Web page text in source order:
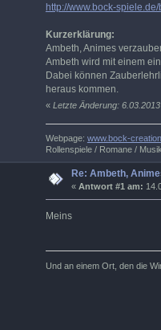
http://www.bock-
Kurzerklärung:
Ambeth, Animes
Ambeth wird mit einem
Dabei können
heraus kommen.
« Letzte Änderung:
Webpage: www.bock-
Rollenspiele / Romane /
Re: Ambeth,
«Antwort #1 am:
Meins
Und an einem Ort, den die